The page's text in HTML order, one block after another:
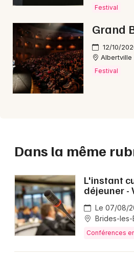
Festival
Grand
12/10/
Albertville
Festival
Dans la même
L'instant
déjeuner -
Le 07/08/
Brides-les-
Conférences